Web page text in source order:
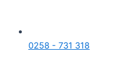
0258 - 731 318